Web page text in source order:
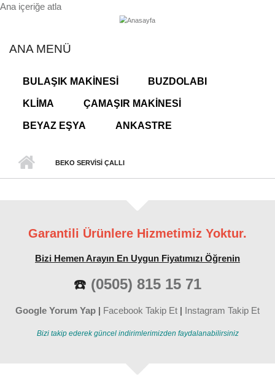
Ana içeriğe atla
ANA MENÜ
BULAŞIK MAKINESI BUZDOLABI
KLIMA ÇAMAŞIR MAKINESI
BEYAZ EŞYA ANKASTRE
BEKO SERVISI ÇALLI
Garantili Ürünlere Hizmetimiz Yoktur.
Bizi Hemen Arayın En Uygun Fiyatımızı Öğrenin
☎️ (0505) 815 15 71
Google Yorum Yap | Facebook Takip Et | Instagram Takip Et
Bizi takip ederek güncel indirimlerimizden faydalanabilirsiniz